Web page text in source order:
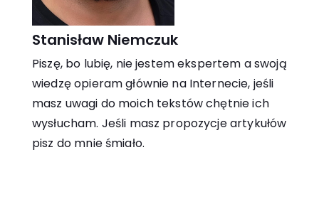
Stanisław Niemczuk
Piszę, bo lubię, nie jestem ekspertem a swoją
wiedzę opieram głównie na Internecie, jeśli
masz uwagi do moich tekstów chętnie ich
wysłucham. Jeśli masz propozycje artykułów
pisz do mnie śmiało.